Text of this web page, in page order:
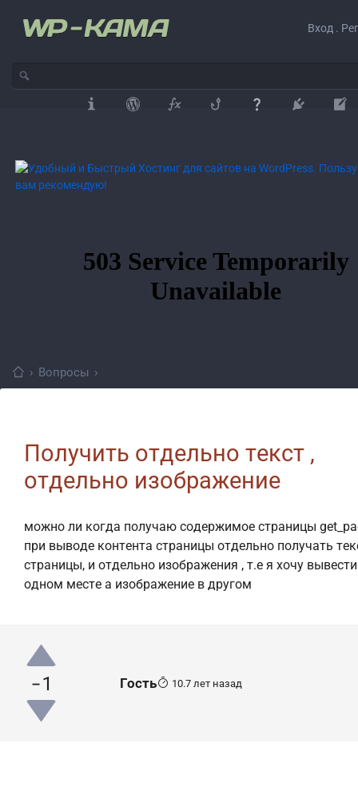
Вход .
› Вопросы ›
Получить отдельно текст ,
отдельно изображение
можно ли когда получаю содержимое страницы
при выводе контента страницы отдельно получать
страницы, и отдельно изображения , т.е я хочу
одном месте а изображение в другом
-1 Гость 10.7 лет назад